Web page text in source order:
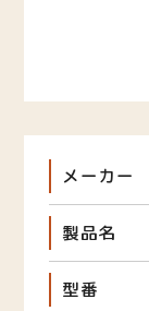
メーカー
製品名
型番